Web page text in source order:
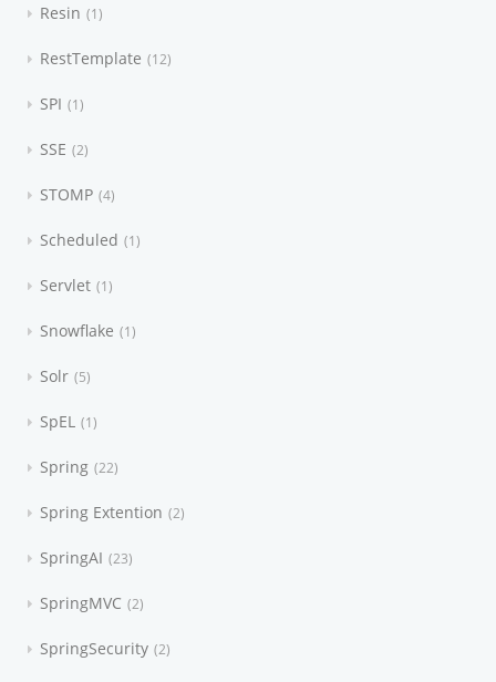
Resin 1
RestTemplate 12
SPI 1
SSE 2
STOMP 4
Scheduled 1
Servlet 1
Snowflake 1
Solr 5
SpEL 1
Spring 22
Spring Extention 2
SpringAI 23
SpringMVC 2
SpringSecurity 2